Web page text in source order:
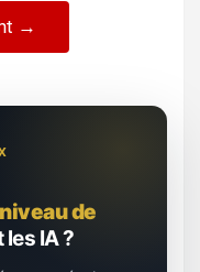
→
niveau de
IA ?